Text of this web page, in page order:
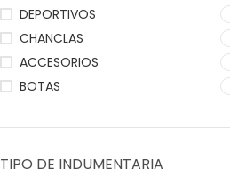
DEPORTIVOS
CHANCLAS
ACCESORIOS
BOTAS
TIPO DE INDUMENTARIA